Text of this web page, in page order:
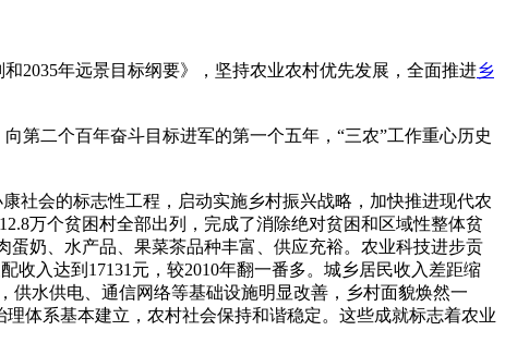
2035年远景目标纲要》，坚持农业农村优先发展，全面推进乡
第二个百年奋斗目标进军的第一个五年，“三农”工作重心历史
社会的标志性工程，启动实施乡村振兴战略，加快推进现代农
万个贫困村全部出列，完成了消除绝对贫困和区域性整体贫
奶、水产品、果菜茶品种丰富、供应充裕。农业科技进步贡
收入达到17131元，较2010年翻一番多。城乡居民收入差距缩
供水供电、通信网络等基础设施明显改善，乡村面貌焕然一
体系基本建立，农村社会保持和谐稳定。这些成就标志着农业